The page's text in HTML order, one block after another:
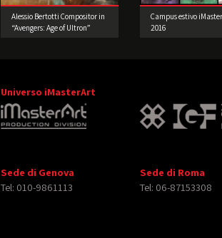
Alessio Bertotti Compositor in
“Avengers: Age of Ultron”
Campus estivo
2016
Universo iMasterArt
Sede di Genova
Tel: 010-9861113
Sede di Roma
Tel: 06-87153308